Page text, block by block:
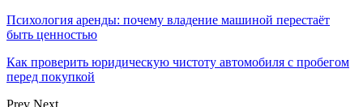
Психология аренды: почему владение машиной перестаёт
быть ценностью
Как проверить юридическую чистоту автомобиля с пробегом
перед покупкой
Prev Next